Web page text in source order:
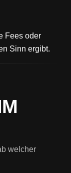
Fees oder
Sinn ergibt.
welcher